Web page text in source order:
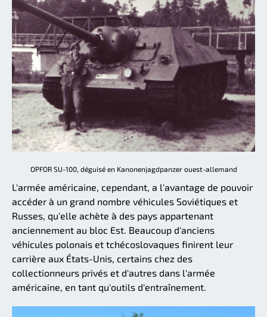
OPFOR SU-100, déguisé en Kanonenjagdpanzer ouest-allemand
L'armée américaine, cependant, a l'avantage de pouvoir
accéder à un grand nombre véhicules Soviétiques et
Russes, qu'elle achète à des pays appartenant
anciennement au bloc Est. Beaucoup d'anciens
véhicules polonais et tchécoslovaques finirent leur
carrière aux États-Unis, certains chez des
collectionneurs privés et d'autres dans l'armée
américaine, en tant qu'outils d'entraînement.